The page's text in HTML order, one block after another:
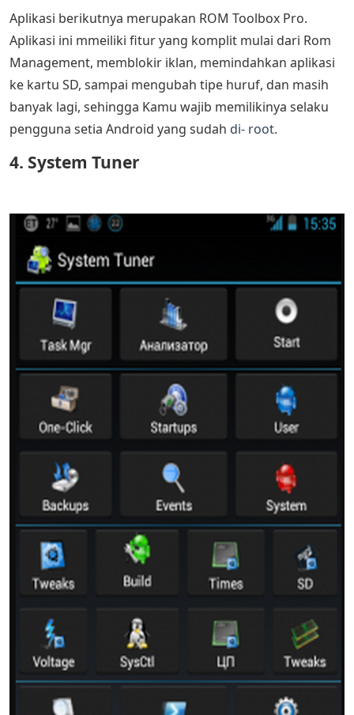
Aplikasi berikutnya merupakan ROM Toolbox Pro.
Aplikasi ini mmeiliki fitur yang komplit mulai dari Rom
Management, memblokir iklan, memindahkan aplikasi
ke kartu SD, sampai mengubah tipe huruf, dan masih
banyak lagi, sehingga Kamu wajib memilikinya selaku
pengguna setia Android yang sudah di- root.
4. System Tuner